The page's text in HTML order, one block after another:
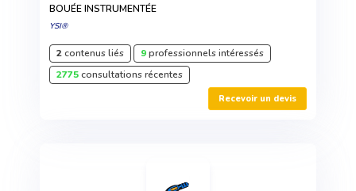
BOUÉE INSTRUMENTÉE
YSI®
2contenus liés 9professionnels intéressés
2775consultations récentes
Recevoir un devis